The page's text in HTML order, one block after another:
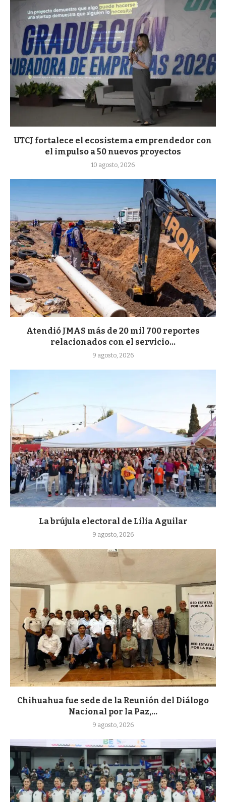
UTCJ fortalece el ecosistema emprendedor con
el impulso a 50 nuevos proyectos
10 agosto, 2026
Atendió JMAS más de 20 mil 700 reportes
relacionados con el servicio...
9 agosto, 2026
La brújula electoral de Lilia Aguilar
9 agosto, 2026
Chihuahua fue sede de la Reunión del Diálogo
Nacional por la Paz,...
9 agosto, 2026